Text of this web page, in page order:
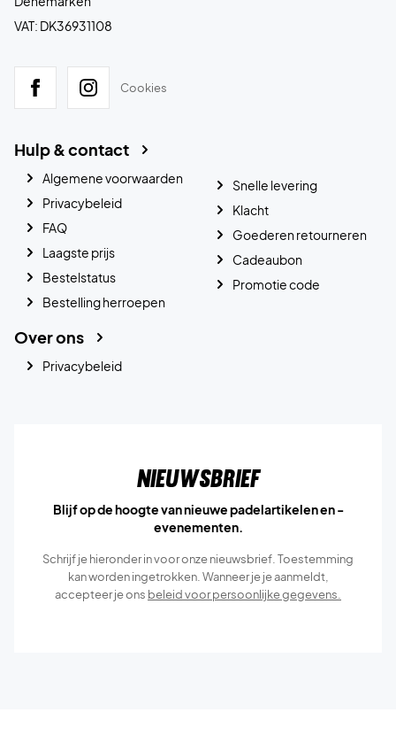
VAT: DK36931108
Cookies
Hulp & contact
Algemene voorwaarden
Privacybeleid
FAQ
Laagste prijs
Bestelstatus
Bestelling herroepen
Snelle levering
Klacht
Goederen retourneren
Cadeaubon
Promotie code
Over ons
Privacybeleid
Nieuwsbrief
Blijf op de hoogte van nieuwe padelartikelen en -
evenementen.
Schrijf je hieronder in voor onze nieuwsbrief. Toestemming
kan worden ingetrokken. Wanneer je je aanmeldt,
accepteer je ons beleid voor persoonlijke gegevens.